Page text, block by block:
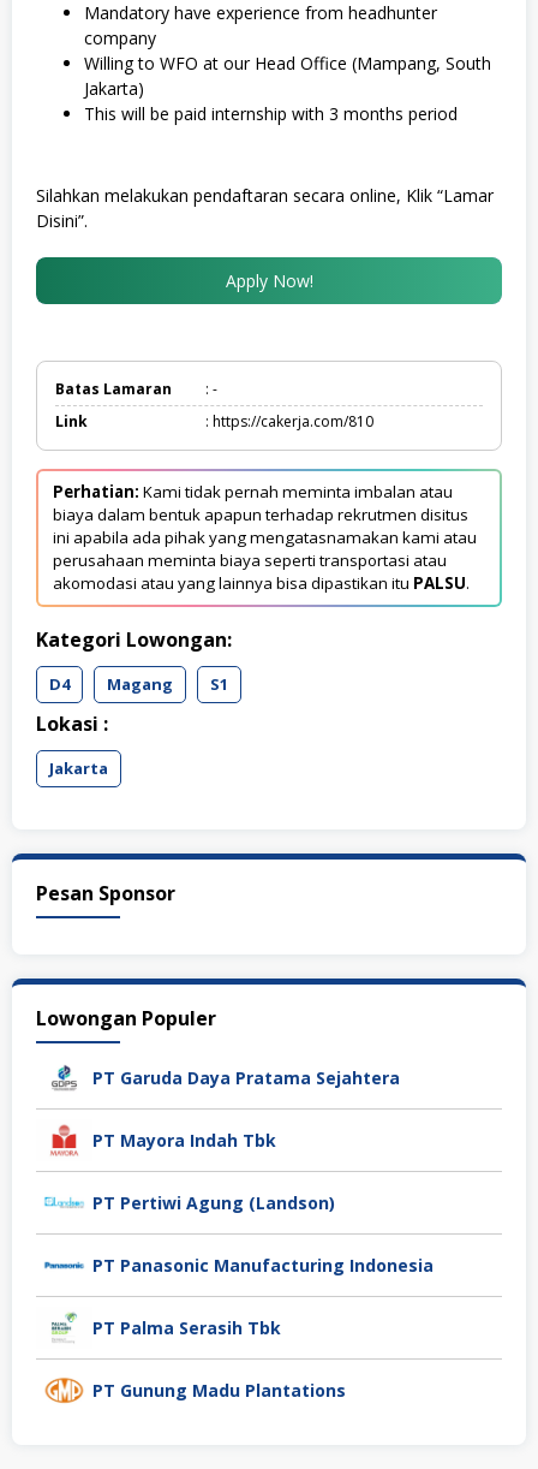
Mandatory have experience from headhunter
company
Willing to WFO at our Head Office (Mampang, South
Jakarta)
This will be paid internship with 3 months period
Silahkan melakukan pendaftaran secara online, Klik “Lamar
Disini”.
Apply Now!
Batas Lamaran
: -
Link
: https://cakerja.com/810
Perhatian: Kami tidak pernah meminta imbalan atau
biaya dalam bentuk apapun terhadap rekrutmen disitus
ini apabila ada pihak yang mengatasnamakan kami atau
perusahaan meminta biaya seperti transportasi atau
akomodasi atau yang lainnya bisa dipastikan itu PALSU.
Kategori Lowongan:
D4 Magang S1
Lokasi :
Jakarta
Pesan Sponsor
Lowongan Populer
PT Garuda Daya Pratama Sejahtera
PT Mayora Indah Tbk
PT Pertiwi Agung (Landson)
PT Panasonic Manufacturing Indonesia
PT Palma Serasih Tbk
PT Gunung Madu Plantations